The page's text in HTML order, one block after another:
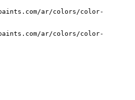
ar/colors/color-
ar/colors/color-